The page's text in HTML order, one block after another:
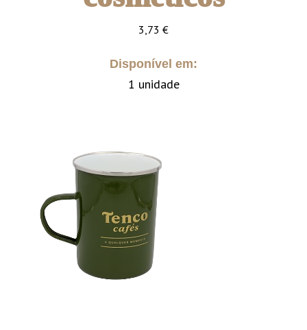
3,73 €
Disponível em:
1 unidade